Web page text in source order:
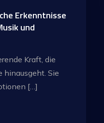
Erkenntnisse
und
Kraft, die
hinausgeht. Sie
[…]